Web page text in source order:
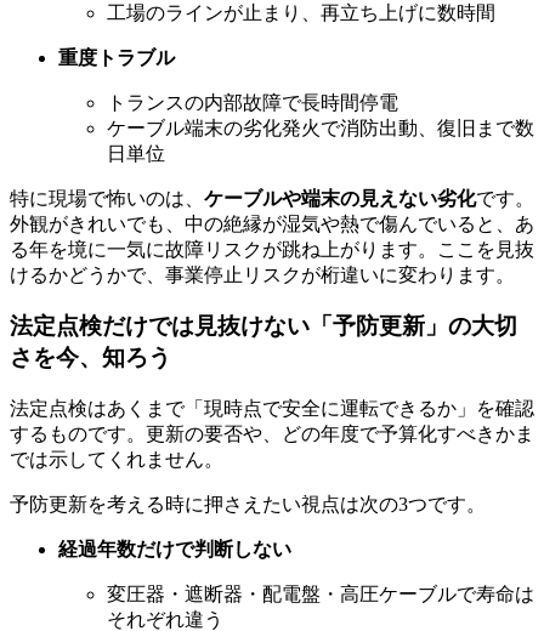
工場のラインが止まり、再立ち上げに数時間
重度トラブル
トランスの内部故障で長時間停電
ケーブル端末の劣化発火で消防出動、復旧まで数
日単位
特に現場で怖いのは、 ケーブルや端末の見えない劣化です。
外観がきれいでも、中の絶縁が湿気や熱で傷んでいると、あ
る年を境に一気に故障リスクが跳ね上がります。ここを見抜
けるかどうかで、事業停止リスクが桁違いに変わります。
法定点検だけでは見抜けない「予防更新」の大切
さを今、知ろう
法定点検はあくまで「現時点で安全に運転できるか」を確認
するものです。更新の要否や、どの年度で予算化すべきかま
では示してくれません。
予防更新を考える時に押さえたい視点は次の3つです。
経過年数だけで判断しない
変圧器・遮断器・配電盤・高圧ケーブルで寿命は
それぞれ違う